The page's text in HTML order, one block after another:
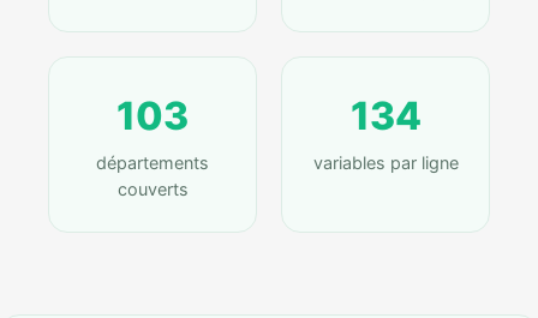
103
départements
couverts
134
variables par ligne